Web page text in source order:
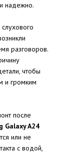
надежно.
разговоров.
чтобы
и громким
после
Galaxy A24
или не
с водой,